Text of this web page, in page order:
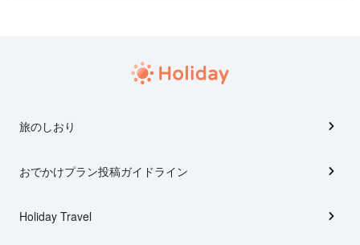
旅のしおり
おでかけプラン投稿ガイドライン
Holiday Travel